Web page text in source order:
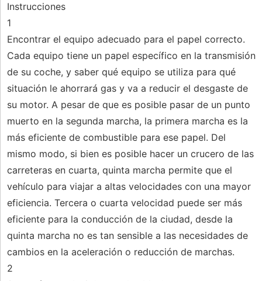
Instrucciones
1
Encontrar el equipo adecuado para el papel correcto.
Cada equipo tiene un papel específico en la transmisión
de su coche, y saber qué equipo se utiliza para qué
situación le ahorrará gas y va a reducir el desgaste de
su motor. A pesar de que es posible pasar de un punto
muerto en la segunda marcha, la primera marcha es la
más eficiente de combustible para ese papel. Del
mismo modo, si bien es posible hacer un crucero de las
carreteras en cuarta, quinta marcha permite que el
vehículo para viajar a altas velocidades con una mayor
eficiencia. Tercera o cuarta velocidad puede ser más
eficiente para la conducción de la ciudad, desde la
quinta marcha no es tan sensible a las necesidades de
cambios en la aceleración o reducción de marchas.
2